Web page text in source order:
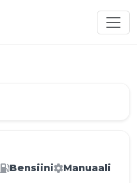
Bensiini
Manuaali